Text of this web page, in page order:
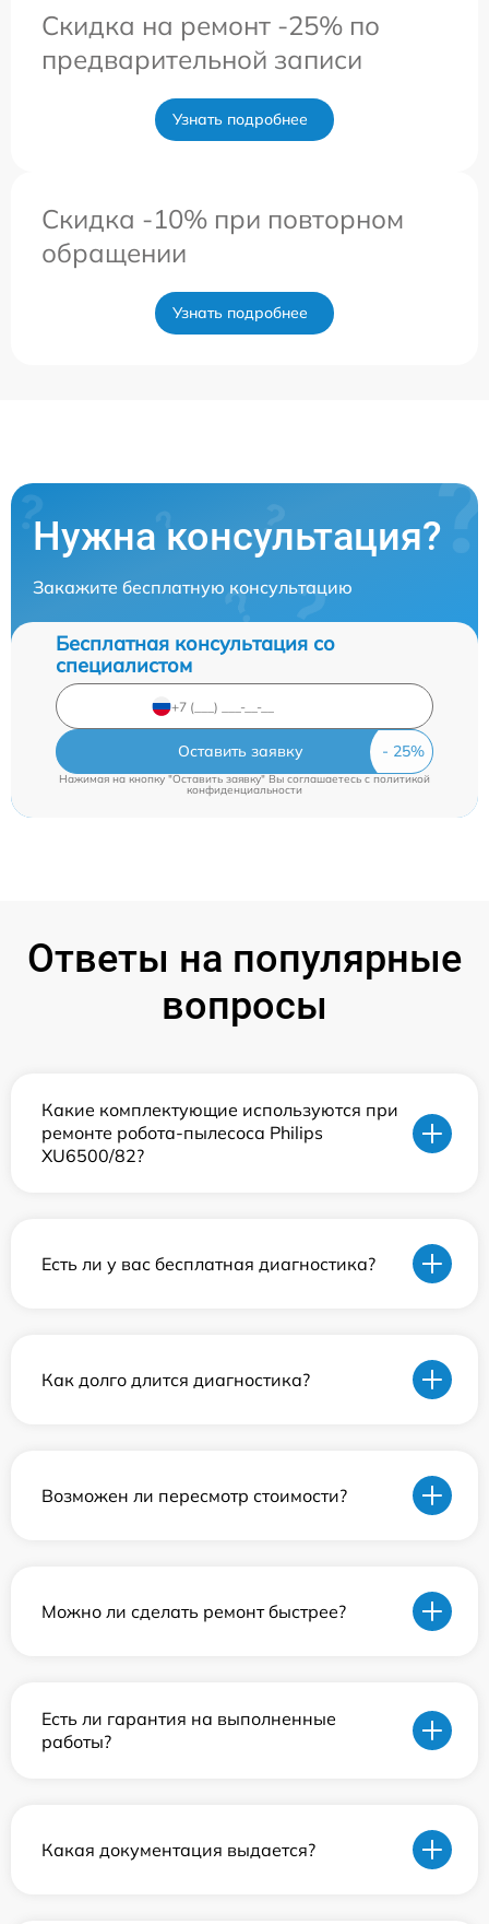
Скидка на ремонт -25% по
предварительной записи
Узнать подробнее
Скидка -10% при повторном
обращении
Узнать подробнее
Нужна консультация?
Закажите бесплатную консультацию
Бесплатная консультация со
специалистом
Оставить заявку
Нажимая на кнопку "Оставить заявку" Вы соглашаетесь c политикой
конфиденциальности
Ответы на популярные
вопросы
Какие комплектующие используются при
ремонте робота-пылесоса Philips
XU6500/82?
Есть ли у вас бесплатная диагностика?
Как долго длится диагностика?
Возможен ли пересмотр стоимости?
Можно ли сделать ремонт быстрее?
Есть ли гарантия на выполненные
работы?
Какая документация выдается?